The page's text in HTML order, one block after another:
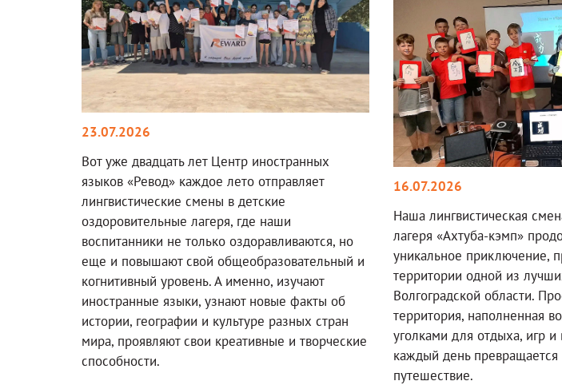
23.07.2026
Вот уже двадцать лет Центр иностранных
языков «Ревод» каждое лето отправляет
лингвистические смены в детские
оздоровительные лагеря, где наши
воспитанники не только оздоравливаются, но
еще и повышают свой общеобразовательный и
когнитивный уровень. А именно, изучают
иностранные языки, узнают новые факты об
истории, географии и культуре разных стран
мира, проявляют свои креативные и творческие
способности.
16.07.2026
Наша лингвистическая
лагеря «Ахтуба-кэмп»
уникальное приключение,
территории одной из
Волгоградской области.
территория, наполненная
уголками для отдыха, игр и
каждый день
путешествие.